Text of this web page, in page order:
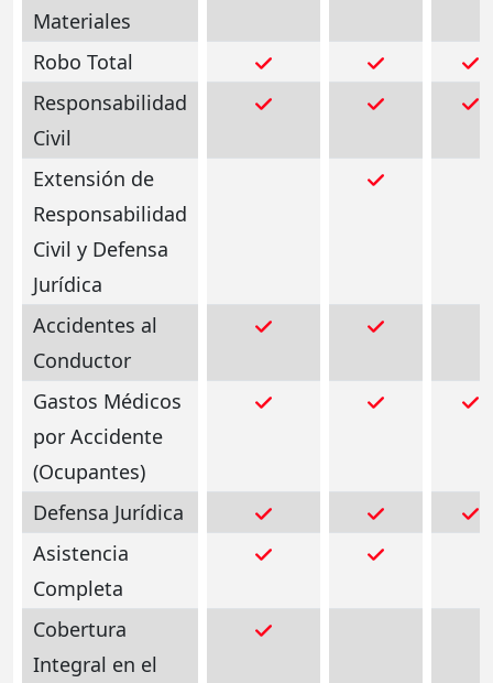
Materiales
Robo Total
Responsabilidad
Civil
Extensión de
Responsabilidad
Civil y Defensa
Jurídica
Accidentes al
Conductor
Gastos Médicos
por Accidente
(Ocupantes)
Defensa Jurídica
Asistencia
Completa
Cobertura
Integral en el